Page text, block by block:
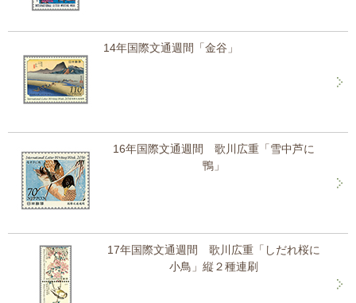
14年国際文通週間「金谷」
16年国際文通週間 歌川広重「雪中芦に
鴨」
17年国際文通週間 歌川広重「しだれ桜に
小鳥」縦２種連刷